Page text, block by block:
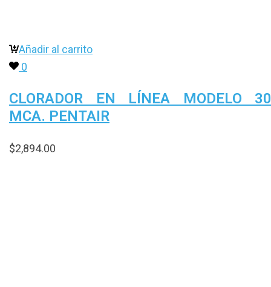
Añadir al carrito
0
CLORADOR EN LÍNEA MODELO
MCA. PENTAIR
$2,894.00